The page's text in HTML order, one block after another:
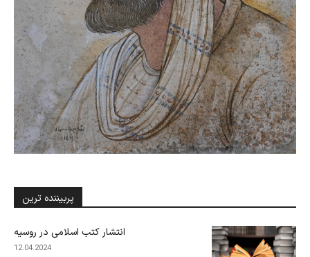
پربیننده ترین
انتشار کتب اسلامی در روسیه
12.04.2024